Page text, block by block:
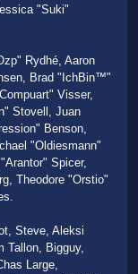
"Suki"
Rydhé, Aaron
Brad "IchBin™"
Visser,
Stovell, Juan
Benson,
"Oldiesmann"
Spicer,
Theodore "Orstio"
Steve, Aleksi
Tallon, Bigguy,
Large,